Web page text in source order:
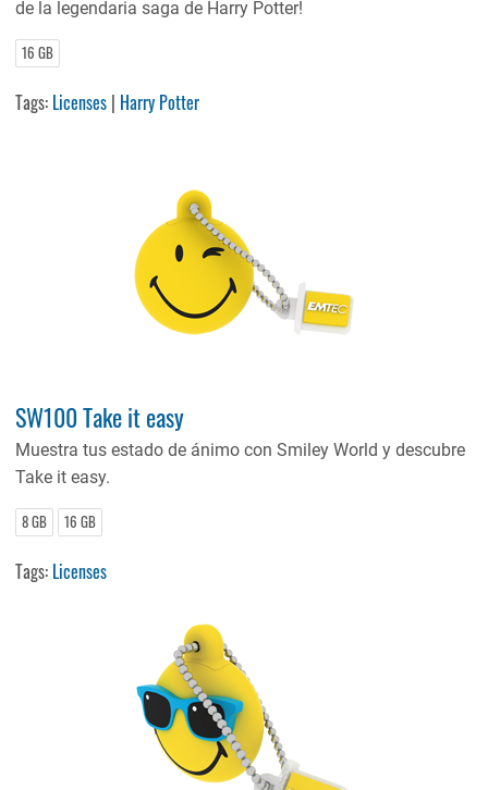
de la legendaria saga de Harry Potter!
16 GB
Tags: Licenses | Harry Potter
SW100 Take it easy
Muestra tus estado de ánimo con Smiley World y descubre
Take it easy.
8 GB 16 GB
Tags: Licenses